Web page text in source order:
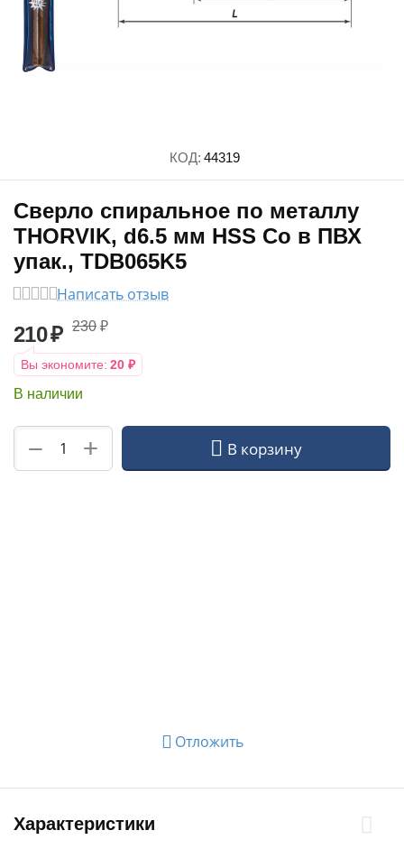
КОД: 44319
Сверло спиральное по металлу
THORVIK, d6.5 мм HSS Co в ПВХ
упак., TDB065K5
Написать отзыв
210₽ 230 ₽
Вы экономите: 20 ₽
В наличии
+
− В корзину
Отложить
Характеристики